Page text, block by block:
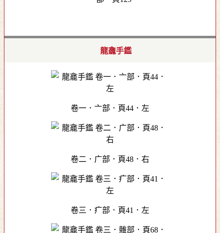
龍龕手鑑
卷一．亠部．頁44．左
卷二．广部．頁48．右
卷三．疒部．頁41．左